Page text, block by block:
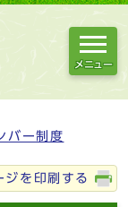
メニュー
バー制度
ジを印刷する